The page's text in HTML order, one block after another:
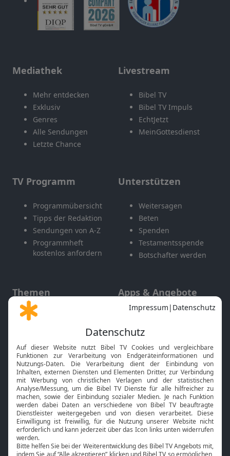
Mediathek
Mehr entdecken
Exklusiv
Genres
Alle Sendungen
Letzte Chance
Livestream
Bibel TV
Bibel TV Impuls
EchtJetzt
MeinGottesdienst
TV Programm
Programmübersicht
Tipps der Redaktion
Sendungen von A-Z
Programmheft
kostenlos anfordern
Unterstützen
Weitersagen
Beten
Spenden
Testamentsspende
Botschafter werden
Themen
Gott und Bibel erklärt
Neuigkeiten
Apps & Angebote
Mobile App
Smart TV
HbbTV
Bibelthek Online-Bibel
Nächster Gottesdienst
Bibel TV
Über uns
Service
Kontakt